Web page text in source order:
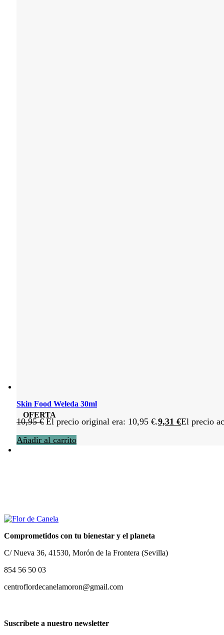
OFERTA
Skin Food Weleda 30ml
10,95€ El precio original era: 10,95 €.9,31 €El precio
Añadir al carrito
Comprometidos con tu bienestar y el planeta
C/ Nueva 36, 41530, Morón de la Frontera (Sevilla)
854 56 50 03
centroflordecanelamoron@gmail.com
Suscríbete a nuestro newsletter